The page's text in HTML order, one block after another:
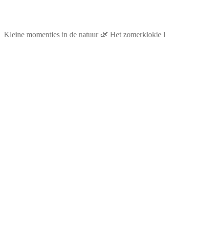
Kleine momentjes in de natuur 🌿 Het zomerklokje l